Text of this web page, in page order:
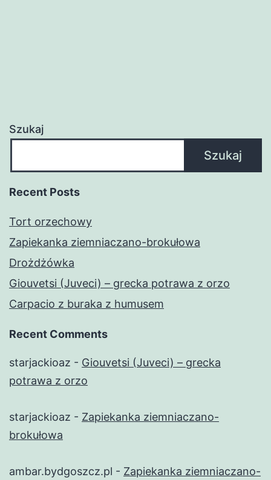
Szukaj
Szukaj
Recent Posts
Tort orzechowy
Zapiekanka ziemniaczano-brokułowa
Drożdżówka
Giouvetsi (Juveci) – grecka potrawa z orzo
Carpacio z buraka z humusem
Recent Comments
starjackioaz - Giouvetsi (Juveci) – grecka
potrawa z orzo
starjackioaz - Zapiekanka ziemniaczano-
brokułowa
ambar.bydgoszcz.pl - Zapiekanka ziemniaczano-